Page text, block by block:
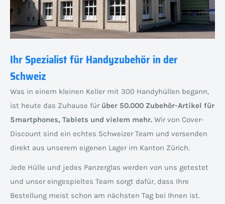
Ihr Spezialist für Handyzubehör in der
Schweiz
Was in einem kleinen Keller mit 300 Handyhüllen begann,
ist heute das Zuhause für über 50.000 Zubehör-Artikel für
Smartphones, Tablets und vielem mehr. Wir von Cover-
Discount sind ein echtes Schweizer Team und versenden
direkt aus unserem eigenen Lager im Kanton Zürich.
Jede Hülle und jedes Panzerglas werden von uns getestet
und unser eingespieltes Team sorgt dafür, dass Ihre
Bestellung meist schon am nächsten Tag bei Ihnen ist.